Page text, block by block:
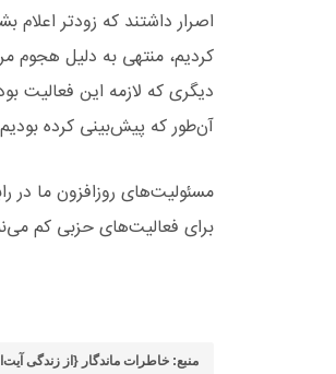
اصرار داشتند که زودتر
کردیم، منتهی به دلیل هجوم
دیگری که لازمه این
آن‌طور که پیش‌بینی کرده
مسئولیت‌های روزافزون ما در
برای فعالیت‌های حزبی کم